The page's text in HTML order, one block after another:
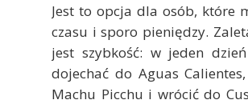
Jest to opcja dla osób, które
czasu i sporo pieniędzy.
jest szybkość: w jeden
dojechać do Aguas
Machu Picchu i wrócić do